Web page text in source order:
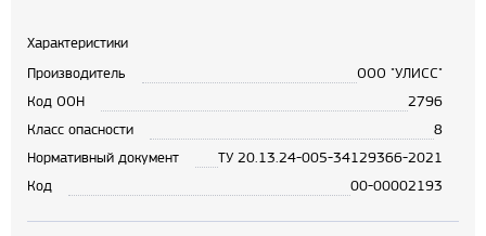
Характеристики
Производитель
ООО "УЛИСС"
Код ООН
2796
Класс опасности
8
Нормативный документ
ТУ 20.13.24-005-34129366-2021
Код
00-00002193